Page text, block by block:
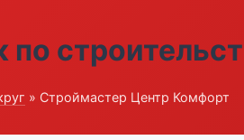
» Строймастер Центр Комфорт